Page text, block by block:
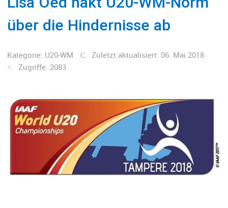
über die Hindernisse ab
Kategorie: U20-WM
Zuletzt aktualisiert: 06. Mai 2018
Zugriffe: 2083